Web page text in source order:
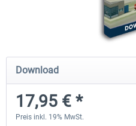
Mega Airport Frankfurt V2.0
29,95 € *
Download
17,95 € *
Preis inkl. 19% MwSt.